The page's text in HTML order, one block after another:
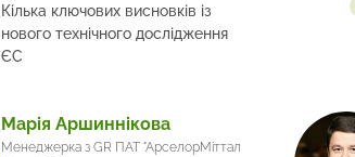
Кілька ключових висновків із
нового технічного дослідження
ЄС
Марія Аршиннікова
Менеджерка з GR ПАТ "АрселорМіттал